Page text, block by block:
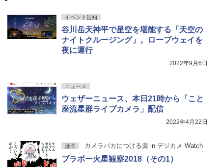
イベント告知
谷川岳天神平で星空を堪能する「天空の
ナイトクルージング」。ロープウェイを
夜に運行
2022年9月6日
ニュース
ウェザーニュース、本日21時から「こと
座流星群ライブカメラ」配信
2022年4月22日
漫画 カメラバカにつける薬 in デジカメ Watch
ブラボー火星観察2018（その1）